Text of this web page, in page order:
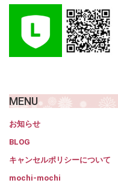
MENU
お知らせ
BLOG
キャンセルポリシーについて
mochi-mochi